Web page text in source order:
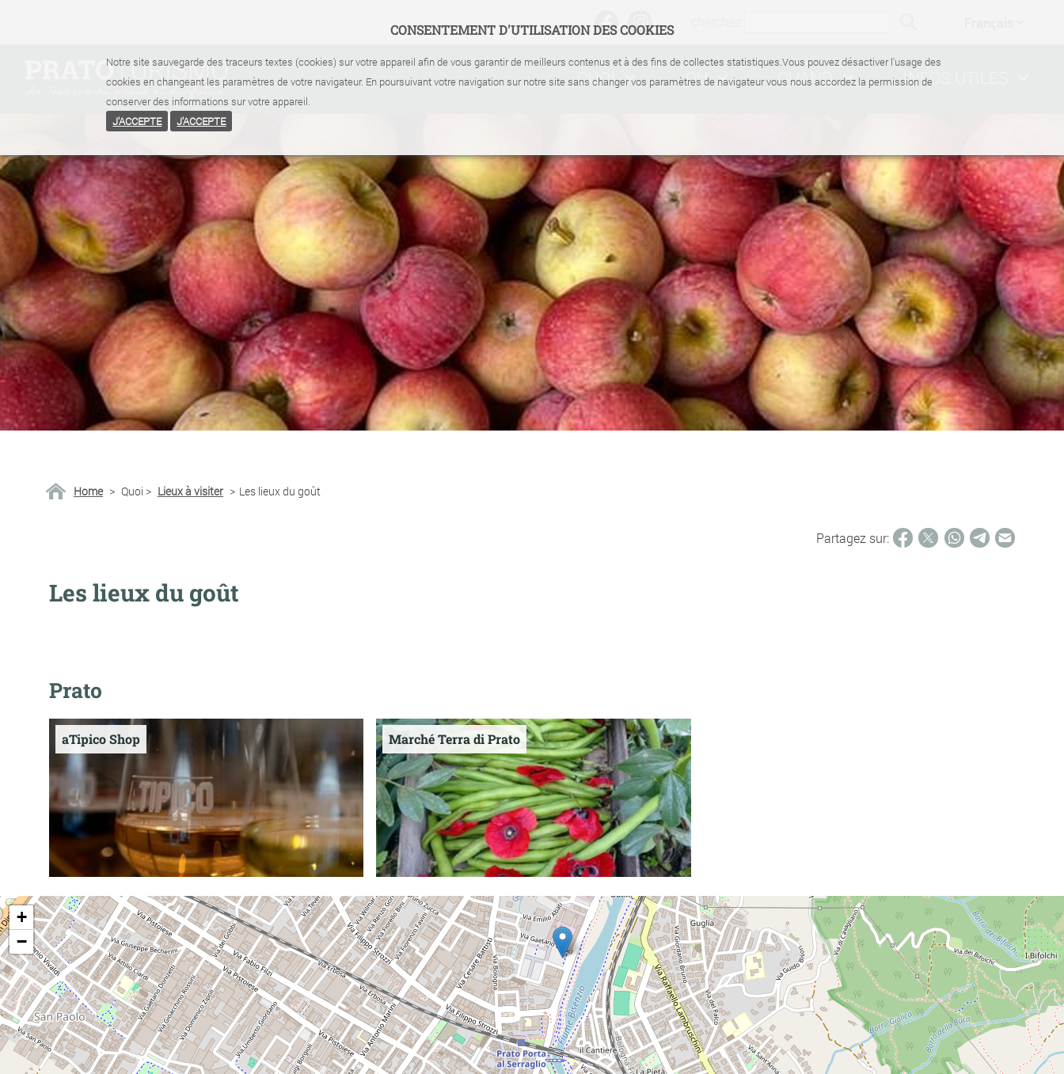
CONSENTEMENT D'UTILISATION DES COOKIES
Notre site sauvegarde des traceurs textes (cookies) sur votre appareil afin de vous garantir de meilleurs contenus et à des fins de collectes statistiques.Vous pouvez désactiver l'usage des
cookies en changeant les paramètres de votre navigateur. En poursuivant votre navigation sur notre site sans changer vos paramètres de navigateur vous nous accordez la permission de
conserver des informations sur votre appareil.
J'ACCEPTE
J'ACCEPTE
QUOI OÙ QUAND INFOS UTILES
Home > Quoi > Lieux à visiter > Les lieux du goût
Partagez sur:
Les lieux du goût
Prato
aTipico Shop Marché Terra di Prato
+
−